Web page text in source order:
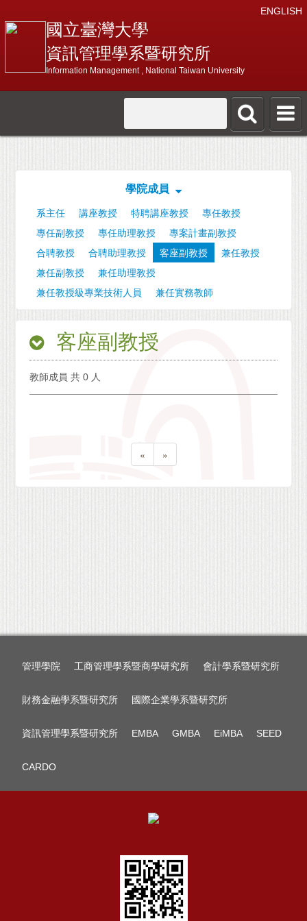
ENGLISH
國立臺灣大學
資訊管理學系暨研究所
Information Management , National Taiwan University
學院成員
系主任 講座教授 特聘講座教授
專任教授
專任副教授
專任助理教授
專案計畫副教授
合聘教授
合聘助理教授 客座副教授
兼任教授
兼任副教授
兼任助理教授
兼任教授級專業技術人員
兼任實務教師
客座副教授
教師成員 共 0 人
« »
管理學院 工商管理學系暨商學研究所 會計學系暨研究所
財務金融學系暨研究所 國際企業學系暨研究所
資訊管理學系暨研究所 EMBA GMBA EiMBA SEED
CARDO